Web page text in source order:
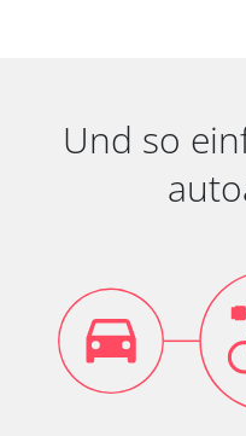
Und so